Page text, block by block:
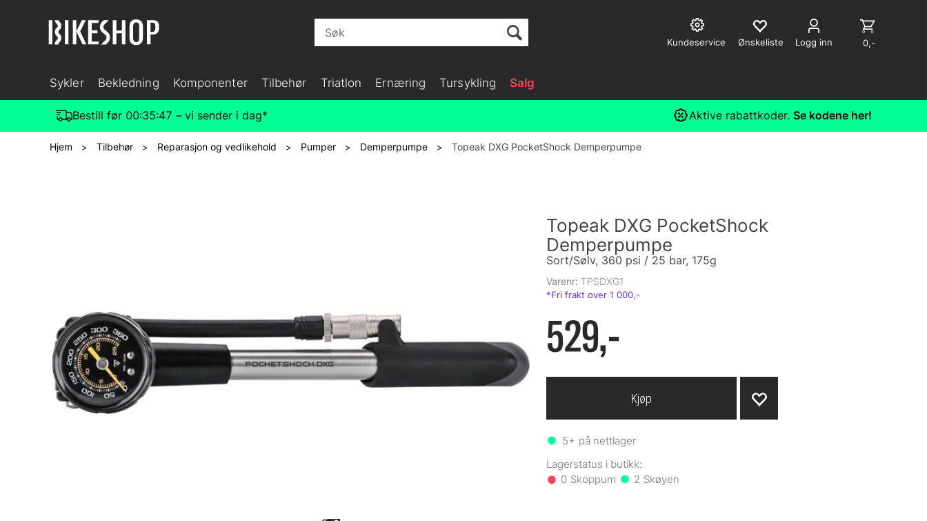
Logg inn
Kundeservice 0,-
Sykler Bekledning Komponenter Tilbehør Triatlon Ernæring Tursykling Salg
Bestill før 00:35:46 – vi sender i dag* Aktive rabattkoder. Se kodene her!
Hjem > Tilbehør > Reparasjon og vedlikehold > Pumper > Demperpumpe > Topeak DXG PocketShock Demperpumpe
Topeak DXG PocketShock
Demperpumpe
Sort/Sølv, 360 psi / 25 bar, 175g
Varenr: TPSDXG1
529,-
5+ på nettlager
0 2
Kjøp